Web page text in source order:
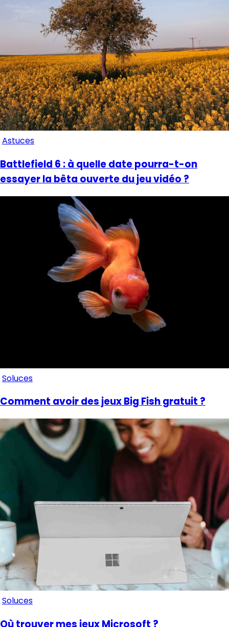
Astuces
Battlefield 6 : à quelle date pourra-t-on
essayer la bêta ouverte du jeu vidéo ?
Soluces
Comment avoir des jeux Big Fish gratuit ?
Soluces
Où trouver mes jeux Microsoft ?